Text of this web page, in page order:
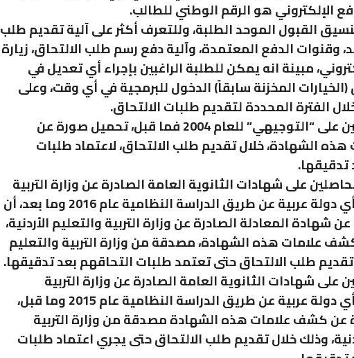
الإلكتروني هو الرقم الوطني للطالب.
القبول الموحد الطلبة، وللتعرف أكثر على آلية تقديم طلب
وقنوات الدفع المعتمدة، وآلية دفع رسم طلب الالتحاق، زيارة
مبينة انه يمكن للطلبة الراغبين بإجراء أي تعديل في
المخزنة سابقاً) الدخول للبرمجية في أي وقت، وعلى
الفترة المحددة لتقديم طلبات الالتحاق.
ودعت الحاصلين على “التوجيهي” للعام 2004 فما قبل، تحميل صورة عن
الشهادة، خلال تقديم طلب الالتحاق، لاعتماد طلبات
تدقيقها.
على شهادات الثانوية العامة الصادرة عن وزارة التربية
والتعليم في أي دولة عربية عن طريق الدراسة النظامية عام 2016 وما بعد، أن
شهادة المعادلة الصادرة عن وزارة التربية والتعليم الأردنية،
علامات هذه الشهادة، مصدقة من وزارة التربية والتعليم
تقديم طلب الالتحاق حتى تعتمد طلبات التحاقهم بعد تدقيقها.
على شهادات الثانوية العامة الصادرة عن وزارة التربية
والتعليم في أي دولة عربية عن طريق الدراسة النظامية عام 2015 وما قبل،
كشف علامات هذه الشهادة مصدقة من وزارة التربية
وذلك خلال تقديم طلب الالتحاق حتى يجري اعتماد طلبات